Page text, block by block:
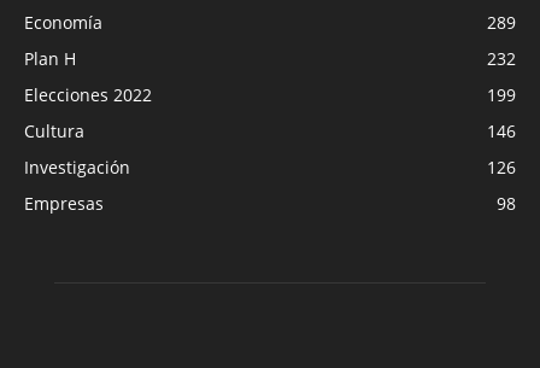
Economía
289
Plan H
232
Elecciones 2022
199
Cultura
146
Investigación
126
Empresas
98